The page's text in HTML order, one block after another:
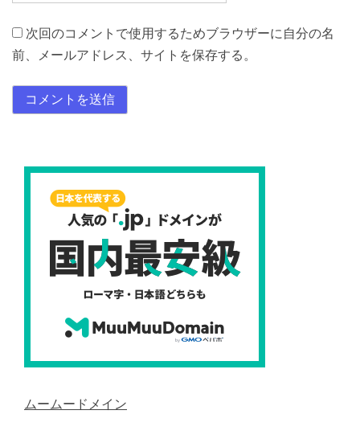
次回のコメントで使用するためブラウザーに自分の名
前、メールアドレス、サイトを保存する。
ムームードメイン